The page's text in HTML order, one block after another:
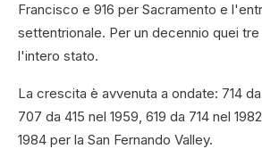
Francisco e 916 per Sacramento e
settentrionale. Per un decennio quei
l'intero stato.
La crescita è avvenuta a ondate: 714 da
707 da 415 nel 1959, 619 da 714 nel
1984 per la San Fernando Valley.